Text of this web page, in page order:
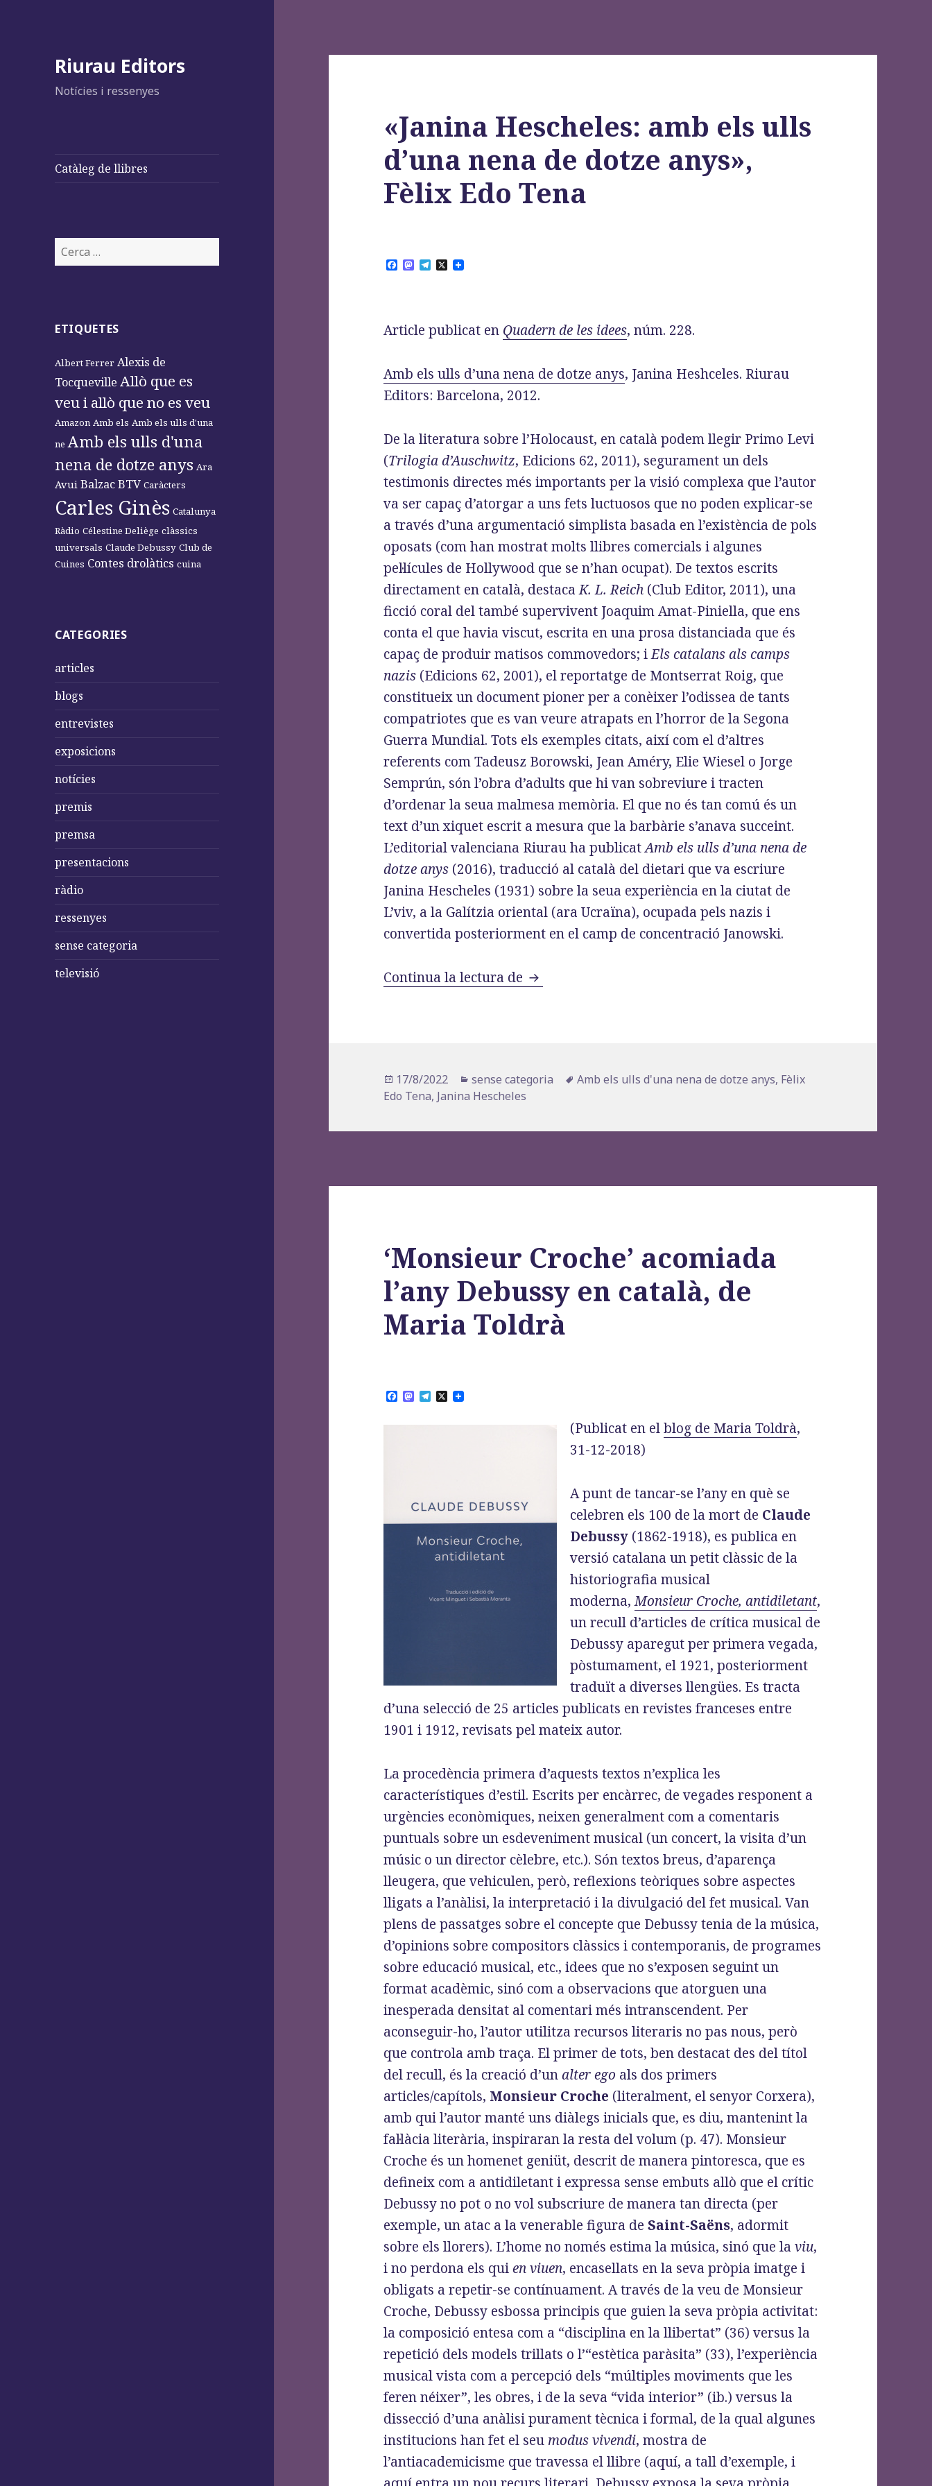
Riurau Editors
Notícies i ressenyes
Catàleg de llibres
Cerca:
ETIQUETES
Albert Ferrer Alexis de
Tocqueville Allò que es
veu i allò que no es veu
Amazon Amb els Amb els ulls d'una
ne Amb els ulls d'una
nena de dotze anys Ara
Avui BalzacBTV Caràcters
Carles Ginès Catalunya
Ràdio Célestine Deliège clàssics
universals Claude Debussy Club de
Cuines Contes drolàtics cuina
CATEGORIES
articles
blogs
entrevistes
exposicions
notícies
premis
premsa
presentacions
ràdio
ressenyes
sense categoria
televisió
«Janina Hescheles: amb els ulls
d’una nena de dotze anys»,
Fèlix Edo Tena
F
o
M
o
T
a
m
X
Article publicat en Quadern de les idees, núm. 228.
Amb els ulls d’una nena de dotze anys, Janina Heshceles. Riurau
Editors: Barcelona, 2012.
De la literatura sobre l’Holocaust, en català podem llegir Primo Levi
(Trilogia d’Auschwitz, Edicions 62, 2011), segurament un dels
testimonis directes més importants per la visió complexa que l’autor
va ser capaç d’atorgar a uns fets luctuosos que no poden explicar-se
a través d’una argumentació simplista basada en l’existència de pols
oposats (com han mostrat molts llibres comercials i algunes
pel·lícules de Hollywood que se n’han ocupat). De textos escrits
directament en català, destacaK. L. Reich (Club Editor, 2011), una
ficció coral del també supervivent Joaquim Amat-Piniella, que ens
conta el que havia viscut, escrita en una prosa distanciada que és
capaç de produir matisos commovedors; iEls catalans als camps
nazis (Edicions 62, 2001), el reportatge de Montserrat Roig, que
constitueix un document pioner per a conèixer l’odissea de tants
compatriotes que es van veure atrapats en l’horror de la Segona
Guerra Mundial. Tots els exemples citats, així com el d’altres
referents com Tadeusz Borowski, Jean Améry, Elie Wiesel o Jorge
Semprún, són l’obra d’adults que hi van sobreviure i tracten
d’ordenar la seua malmesa memòria. El que no és tan comú és un
text d’un xiquet escrit a mesura que la barbàrie s’anava succeint.
L’editorial valenciana Riurau ha publicatAmb els ulls d’una nena de
dotze anys (2016), traducció al català del dietari que va escriure
Janina Hescheles (1931) sobre la seua experiència en la ciutat de
L’viv, a la Galítzia oriental (ara Ucraïna), ocupada pels nazis i
convertida posteriorment en el camp de concentració Janowski.
Continua la lectura de «Janina Hescheles: amb els ulls d’una nena de dotze anys»,
Publicat
el
17/8/2022 Categories
sense categoria Etiquetes
Amb els ulls d'una nena de dotze anys, Fèlix
Edo Tena, Janina Hescheles
‘Monsieur Croche’ acomiada
l’any Debussy en català, de
Maria Toldrà
F M T X
(Publicat en elblog de Maria Toldrà,
31-12-2018)
A punt de tancar-se l’any en què se
celebren els 100 de la mort de Claude
Debussy (1862-1918), es publica en
versió catalana un petit clàssic de la
historiografia musical
moderna,Monsieur Croche, antidiletant,
un recull d’articles de crítica musical de
Debussy aparegut per primera vegada,
pòstumament, el 1921, posteriorment
traduït a diverses llengües. Es tracta
d’una selecció de 25 articles publicats en revistes franceses entre
1901 i 1912, revisats pel mateix autor.
La procedència primera d’aquests textos n’explica les
característiques d’estil. Escrits per encàrrec, de vegades responent a
urgències econòmiques, neixen generalment com a comentaris
puntuals sobre un esdeveniment musical (un concert, la visita d’un
músic o un director cèlebre, etc.). Són textos breus, d’aparença
lleugera, que vehiculen, però, reflexions teòriques sobre aspectes
lligats a l’anàlisi, la interpretació i la divulgació del fet musical. Van
plens de passatges sobre el concepte que Debussy tenia de la música,
d’opinions sobre compositors clàssics i contemporanis, de programes
sobre educació musical, etc., idees que no s’exposen seguint un
format acadèmic, sinó com a observacions que atorguen una
inesperada densitat al comentari més intranscendent. Per
aconseguir-ho, l’autor utilitza recursos literaris no pas nous, però
que controla amb traça. El primer de tots, ben destacat des del títol
del recull, és la creació d’unalter ego als dos primers
articles/capítols, Monsieur Croche (literalment, el senyor Corxera),
amb qui l’autor manté uns diàlegs inicials que, es diu, mantenint la
fal·làcia literària, inspiraran la resta del volum (p. 47). Monsieur
Croche és un homenet geniüt, descrit de manera pintoresca, que es
defineix com a antidiletant i expressa sense embuts allò que el crític
Debussy no pot o no vol subscriure de manera tan directa (per
exemple, un atac a la venerable figura deSaint-Saëns, adormit
sobre els llorers). L’home no només estima la música, sinó que laviu,
i no perdona els quien viuen, encasellats en la seva pròpia imatge i
obligats a repetir-se contínuament. A través de la veu de Monsieur
Croche, Debussy esbossa principis que guien la seva pròpia activitat:
la composició entesa com a “disciplina en la llibertat” (36) versus la
repetició dels models trillats o l’“estètica paràsita” (33), l’experiència
musical vista com a percepció dels “múltiples moviments que les
feren néixer”, les obres, i de la seva “vida interior” (ib.) versus la
dissecció d’una anàlisi purament tècnica i formal, de la qual algunes
institucions han fet el seu modus vivendi, mostra de
l’antiacademicisme que travessa el llibre (aquí, a tall d’exemple, i